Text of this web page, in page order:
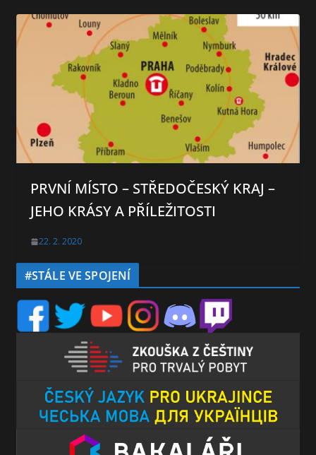
PRVNÍ MÍSTO – STŘEDOČESKÝ KRAJ –
JEHO KRÁSY A PŘÍLEŽITOSTI
22. 2. 2020
#STÁLE VE SPOJENÍ